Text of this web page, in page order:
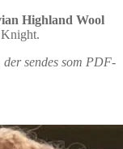
Highland Wool
sendes som PDF-